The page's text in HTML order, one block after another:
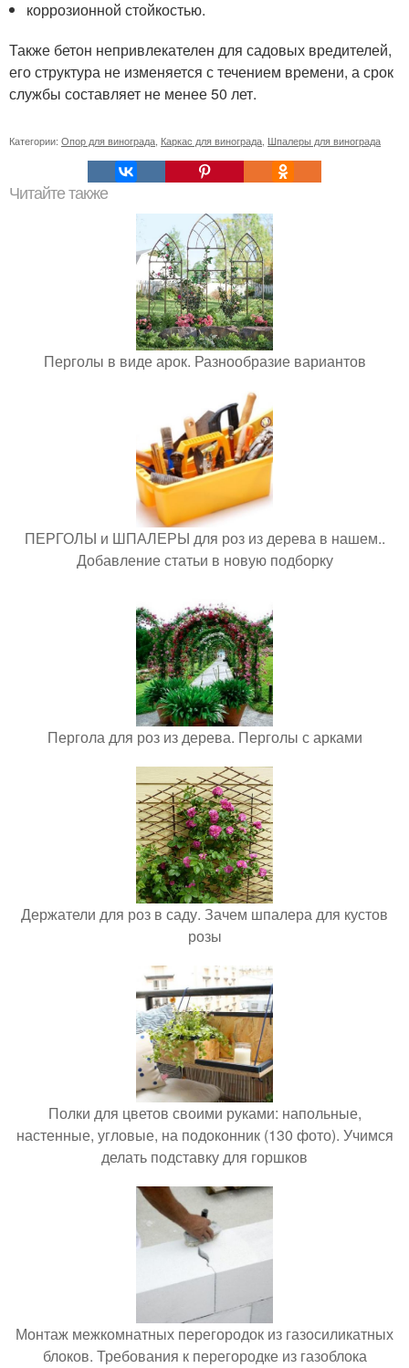
коррозионной стойкостью.
Также бетон непривлекателен для садовых вредителей,
его структура не изменяется с течением времени, а срок
службы составляет не менее 50 лет.
Категории: Опор для винограда Каркас для винограда Шпалеры для винограда
Читайте также
Перголы в виде арок. Разнообразие вариантов
ПЕРГОЛЫ и ШПАЛЕРЫ для роз из дерева в нашем..
Добавление статьи в новую подборку
Пергола для роз из дерева. Перголы с арками
Держатели для роз в саду. Зачем шпалера для кустов
розы
Полки для цветов своими руками: напольные,
настенные, угловые, на подоконник (130 фото). Учимся
делать подставку для горшков
Монтаж межкомнатных перегородок из газосиликатных
блоков. Требования к перегородке из газоблока